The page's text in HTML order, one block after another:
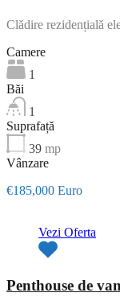
Clădire rezidențială
Camere
1
Băi
1
Suprafață
39 mp
Vânzare
€185,000 Euro
Vezi Oferta
Penthouse de